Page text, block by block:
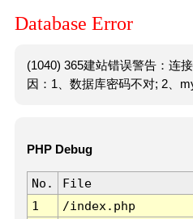
Database Error
(1040) 365建站错误警告：连
因：1、数据库密码不对; 2、
PHP Debug
No. File
1
/index.php